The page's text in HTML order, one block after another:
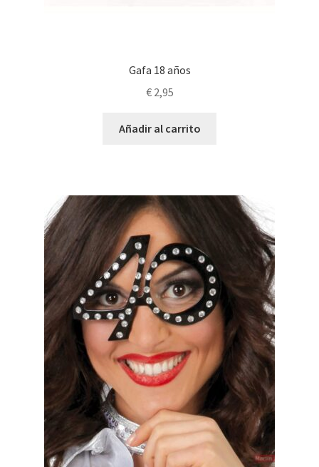
Gafa 18 años
€2,95
Añadir al carrito